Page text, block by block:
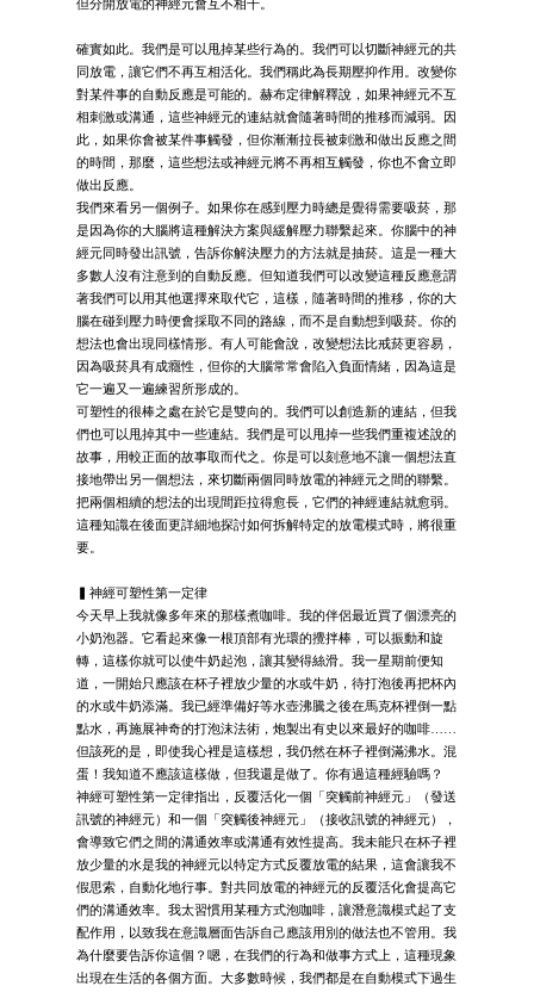
但分開放電的神經元會互不相干。
確實如此。我們是可以甩掉某些行為的。我們可以切斷神經元的共
同放電，讓它們不再互相活化。我們稱此為長期壓抑作用。改變你
對某件事的自動反應是可能的。赫布定律解釋說，如果神經元不互
相刺激或溝通，這些神經元的連結就會隨著時間的推移而減弱。因
此，如果你會被某件事觸發，但你漸漸拉長被刺激和做出反應之間
的時間，那麼，這些想法或神經元將不再相互觸發，你也不會立即
做出反應。
我們來看另一個例子。如果你在感到壓力時總是覺得需要吸菸，那
是因為你的大腦將這種解決方案與緩解壓力聯繫起來。你腦中的神
經元同時發出訊號，告訴你解決壓力的方法就是抽菸。這是一種大
多數人沒有注意到的自動反應。但知道我們可以改變這種反應意謂
著我們可以用其他選擇來取代它，這樣，隨著時間的推移，你的大
腦在碰到壓力時便會採取不同的路線，而不是自動想到吸菸。你的
想法也會出現同樣情形。有人可能會說，改變想法比戒菸更容易，
因為吸菸具有成癮性，但你的大腦常常會陷入負面情緒，因為這是
它一遍又一遍練習所形成的。
可塑性的很棒之處在於它是雙向的。我們可以創造新的連結，但我
們也可以甩掉其中一些連結。我們是可以甩掉一些我們重複述說的
故事，用較正面的故事取而代之。你是可以刻意地不讓一個想法直
接地帶出另一個想法，來切斷兩個同時放電的神經元之間的聯繫。
把兩個相續的想法的出現間距拉得愈長，它們的神經連結就愈弱。
這種知識在後面更詳細地探討如何拆解特定的放電模式時，將很重
要。
▍神經可塑性第一定律
今天早上我就像多年來的那樣煮咖啡。我的伴侶最近買了個漂亮的
小奶泡器。它看起來像一根頂部有光環的攪拌棒，可以振動和旋
轉，這樣你就可以使牛奶起泡，讓其變得絲滑。我一星期前便知
道，一開始只應該在杯子裡放少量的水或牛奶，待打泡後再把杯內
的水或牛奶添滿。我已經準備好等水壺沸騰之後在馬克杯裡倒一點
點水，再施展神奇的打泡沫法術，炮製出有史以來最好的咖啡……
但該死的是，即使我心裡是這樣想，我仍然在杯子裡倒滿沸水。混
蛋！我知道不應該這樣做，但我還是做了。你有過這種經驗嗎？
神經可塑性第一定律指出，反覆活化一個「突觸前神經元」（發送
訊號的神經元）和一個「突觸後神經元」（接收訊號的神經元），
會導致它們之間的溝通效率或溝通有效性提高。我未能只在杯子裡
放少量的水是我的神經元以特定方式反覆放電的結果，這會讓我不
假思索，自動化地行事。對共同放電的神經元的反覆活化會提高它
們的溝通效率。我太習慣用某種方式泡咖啡，讓潛意識模式起了支
配作用，以致我在意識層面告訴自己應該用別的做法也不管用。我
為什麼要告訴你這個？嗯，在我們的行為和做事方式上，這種現象
出現在生活的各個方面。大多數時候，我們都是在自動模式下過生